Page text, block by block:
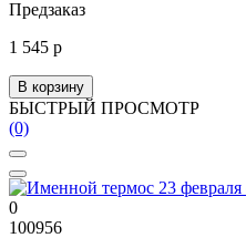
Предзаказ
1 545 р
В корзину
БЫСТРЫЙ ПРОСМОТР
(0)
0
100956